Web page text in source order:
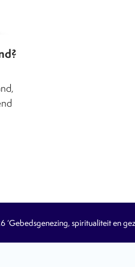
spiritualiteit en